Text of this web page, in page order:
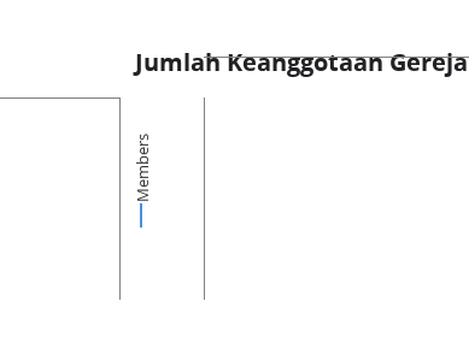
Jumlah Keanggotaan Gereja
Members